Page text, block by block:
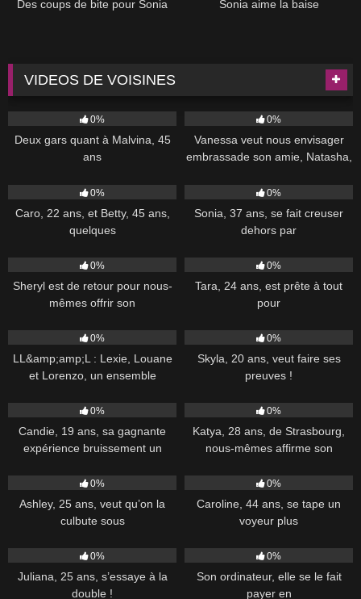
Des coups de bite pour Sonia Sonia aime la baise
VIDEOS DE VOISINES
0%
Deux gars quant à Malvina, 45
ans
0%
Vanessa veut nous envisager
embrassade son amie, Natasha,
0%
Caro, 22 ans, et Betty, 45 ans,
quelques
0%
Sonia, 37 ans, se fait creuser
dehors par
0%
Sheryl est de retour pour nous-
mêmes offrir son
0%
Tara, 24 ans, est prête à tout
pour
0%
LL&amp;amp;L : Lexie, Louane
et Lorenzo, un ensemble
0%
Skyla, 20 ans, veut faire ses
preuves !
0%
Candie, 19 ans, sa gagnante
expérience bruissement un
0%
Katya, 28 ans, de Strasbourg,
nous-mêmes affirme son
0%
Ashley, 25 ans, veut qu’on la
culbute sous
0%
Caroline, 44 ans, se tape un
voyeur plus
0%
Juliana, 25 ans, s’essaye à la
double !
0%
Son ordinateur, elle se le fait
payer en